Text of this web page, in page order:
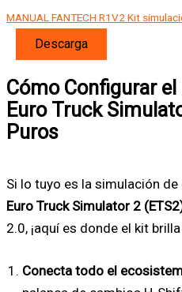
MANUAL FANTECH R1V2 Kit
Descarga
Cómo Configurar
Euro Truck
Puros
Si lo tuyo es la simulación
Euro Truck Simulator 2
2.0, ¡aquí es donde el kit
Conecta todo el